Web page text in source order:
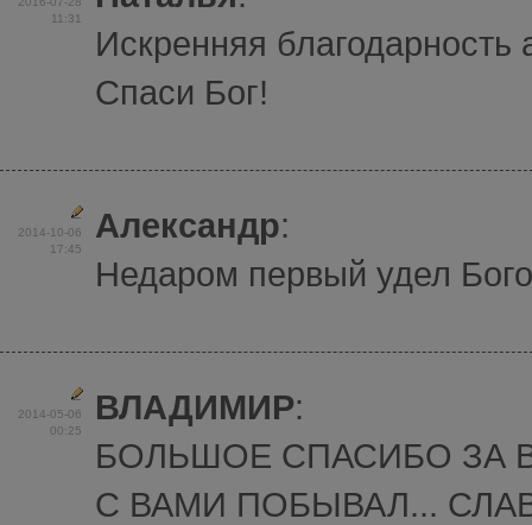
11:31
Искренняя благодарность
Спаси Бог!
2014-10-06
17:45
Александр:
Недаром первый удел
2014-05-06
00:25
ВЛАДИМИР:
БОЛЬШОЕ СПАСИБО ЗА
С ВАМИ ПОБЫВАЛ...